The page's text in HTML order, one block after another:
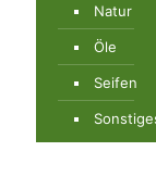
Natur
Öle
Seifen